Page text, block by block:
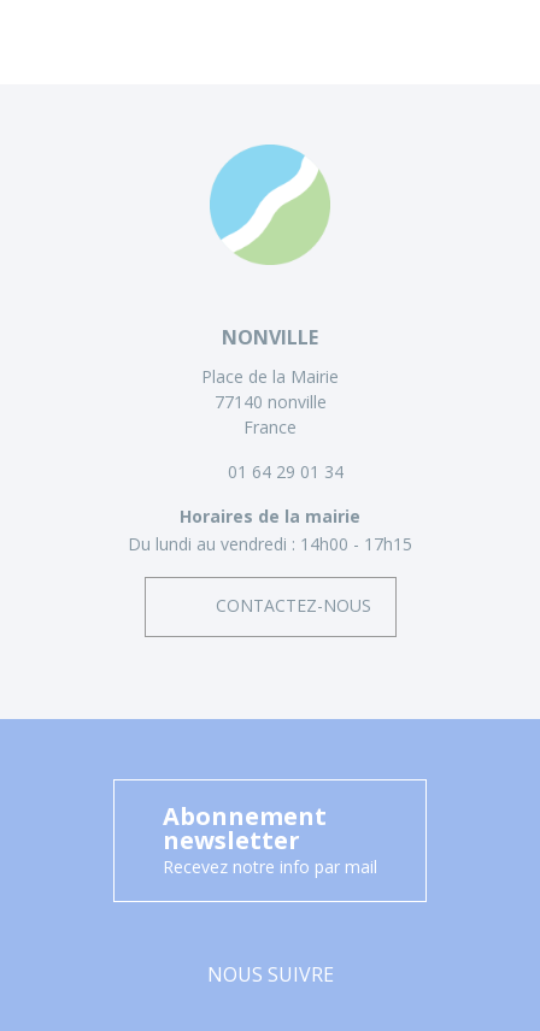
NONVILLE
Place de la Mairie
77140 nonville
France
01 64 29 01 34
Horaires de la mairie
Du lundi au vendredi : 14h00 - 17h15
CONTACTEZ-NOUS
Abonnement
newsletter
Recevez notre info par mail
NOUS SUIVRE